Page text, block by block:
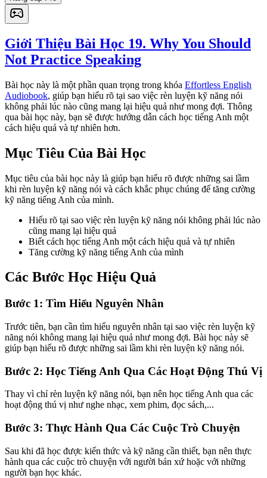
Giới Thiệu Bài Học 19. Why You Should
Not Practice Speaking
Bài học này là một phần quan trọng trong khóa Effortless English
Audiobook, giúp bạn hiểu rõ tại sao việc rèn luyện kỹ năng nói
không phải lúc nào cũng mang lại hiệu quả như mong đợi. Thông
qua bài học này, bạn sẽ được hướng dẫn cách học tiếng Anh một
cách hiệu quả và tự nhiên hơn.
Mục Tiêu Của Bài Học
Mục tiêu của bài học này là giúp bạn hiểu rõ được những sai lầm
khi rèn luyện kỹ năng nói và cách khắc phục chúng để tăng cường
kỹ năng tiếng Anh của mình.
Hiểu rõ tại sao việc rèn luyện kỹ năng nói không phải lúc nào
cũng mang lại hiệu quả
Biết cách học tiếng Anh một cách hiệu quả và tự nhiên
Tăng cường kỹ năng tiếng Anh của mình
Các Bước Học Hiệu Quả
Bước 1: Tìm Hiểu Nguyên Nhân
Trước tiên, bạn cần tìm hiểu nguyên nhân tại sao việc rèn luyện kỹ
năng nói không mang lại hiệu quả như mong đợi. Bài học này sẽ
giúp bạn hiểu rõ được những sai lầm khi rèn luyện kỹ năng nói.
Bước 2: Học Tiếng Anh Qua Các Hoạt Động Thú Vị
Thay vì chỉ rèn luyện kỹ năng nói, bạn nên học tiếng Anh qua các
hoạt động thú vị như nghe nhạc, xem phim, đọc sách,...
Bước 3: Thực Hành Qua Các Cuộc Trò Chuyện
Sau khi đã học được kiến thức và kỹ năng cần thiết, bạn nên thực
hành qua các cuộc trò chuyện với người bản xứ hoặc với những
người bạn học khác.